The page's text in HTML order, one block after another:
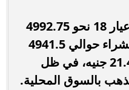
وسجل سعر جرام الذهب عيار 18 نحو 4992.75
جنيه للبيع، فيما بلغ سعر الشراء حوالي 4941.5
جنيه، بزيادة وصلت إلى 21.43 جنيه، في ظل
بالسوق المحلية.